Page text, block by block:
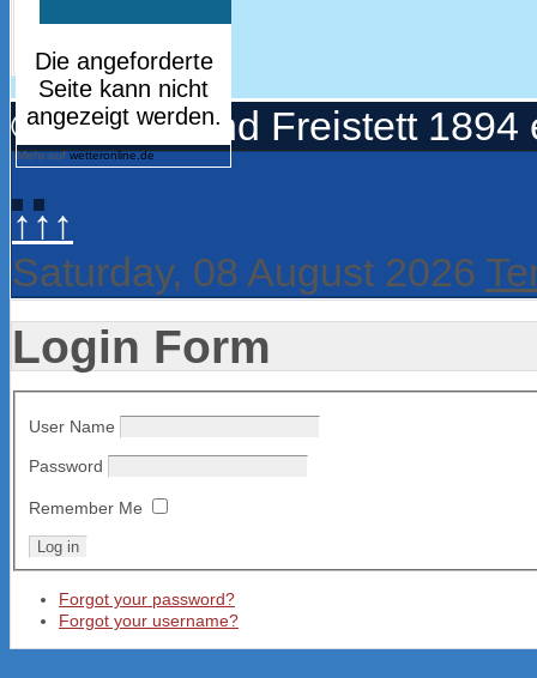
Mehr aufwetteronline.de
© Turnerbund Freistett 1894
↑↑↑
Saturday, 08 August 2026
Login Form
User Name
Password
Remember Me
Forgot your password?
Forgot your username?